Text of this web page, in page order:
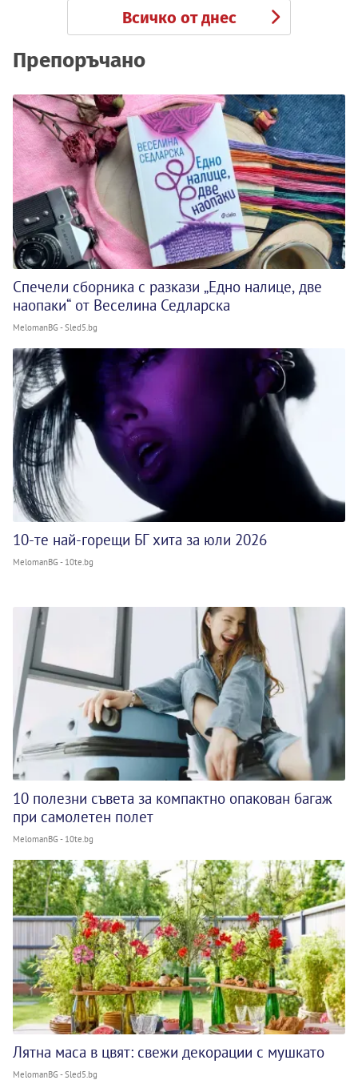
Всичко от днес
Препоръчано
Спечели сборника с разкази „Едно налице, две
наопаки“ от Веселина Седларска
MelomanBG - Sled5.bg
10-те най-горещи БГ хита за юли 2026
MelomanBG - 10te.bg
10 полезни съвета за компактно опакован багаж
при самолетен полет
MelomanBG - 10te.bg
Лятна маса в цвят: свежи декорации с мушкато
MelomanBG - Sled5.bg